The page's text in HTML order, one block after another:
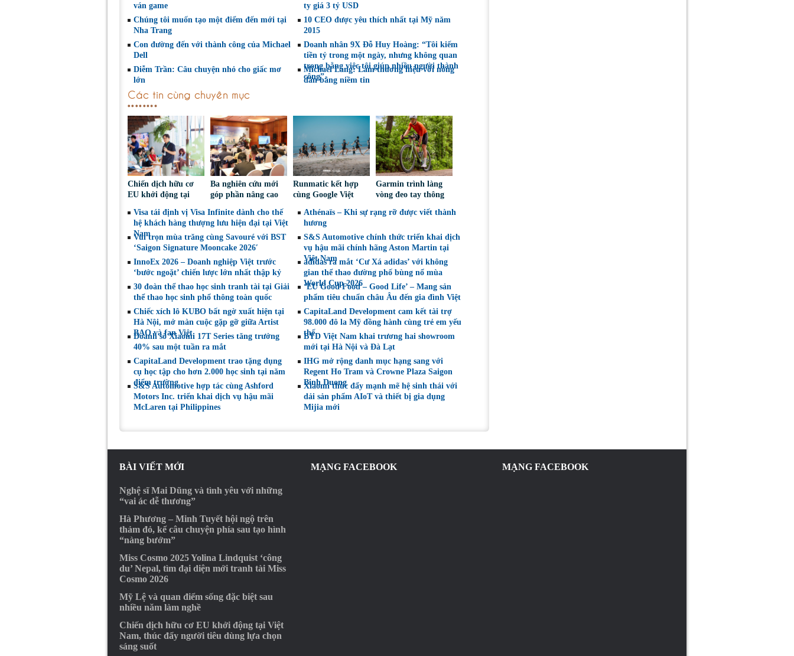
ván game
ty giá 3 tỷ USD
Chúng tôi muốn tạo một điểm đến mới tại
Nha Trang
10 CEO được yêu thích nhất tại Mỹ năm
2015
Con đường đến với thành công của Michael
Dell
Doanh nhân 9X Đỗ Huy Hoàng: “Tôi kiếm
tiền tỷ trong một ngày, nhưng không quan
trọng bằng việc tôi giúp nhiều người thành
công”.
Diễm Trần: Câu chuyện nhỏ cho giấc mơ
lớn
Michael Lang: Làm thương hiệu với nông
dân bằng niềm tin
Các tin cùng chuyên mục
Chiến dịch hữu cơ
EU khởi động tại
người tiêu dùng lựa
chọn sáng suốt
Ba nghiên cứu mới
góp phần nâng cao
thoại chính sách về
an toàn xe mô tô
Runmatic kết hợp
cùng Google Việt
AI vào huấn luyện
Hybrid Training
thực tế
Garmin trình làng
vòng đeo tay thông
tầm sức khỏe, trọn
trì
Visa tái định vị Visa Infinite dành cho thế
hệ khách hàng thượng lưu hiện đại tại Việt
Nam
Athénaïs – Khi sự rạng rỡ được viết thành
hương
Vui trọn mùa trăng cùng Savouré với BST
‘Saigon Signature Mooncake 2026′
S&S Automotive chính thức triển khai dịch
vụ hậu mãi chính hãng Aston Martin tại
Việt Nam
InnoEx 2026 – Doanh nghiệp Việt trước
‘bước ngoặt’ chiến lược lớn nhất thập kỷ
adidas ra mắt ‘Cư Xá adidas’ với không
gian thể thao đường phố bùng nổ mùa
World Cup 2026
30 đoàn thể thao học sinh tranh tài tại Giải
thể thao học sinh phổ thông toàn quốc
‘EU Good Food – Good Life’ – Mang sản
phẩm tiêu chuẩn châu Âu đến gia đình Việt
Chiếc xích lô KUBO bất ngờ xuất hiện tại
Hà Nội, mở màn cuộc gặp gỡ giữa Artist
BAO và fan Việt
CapitaLand Development cam kết tài trợ
98.000 đô la Mỹ đồng hành cùng trẻ em yếu
thế
Doanh số Xiaomi 17T Series tăng trưởng
40% sau một tuần ra mắt
BYD Việt Nam khai trương hai showroom
mới tại Hà Nội và Đà Lạt
CapitaLand Development trao tặng dụng
cụ học tập cho hơn 2.000 học sinh tại năm
điểm trường
IHG mở rộng danh mục hạng sang với
Regent Ho Tram và Crowne Plaza Saigon
Binh Duong
S&S Automotive hợp tác cùng Ashford
Motors Inc. triển khai dịch vụ hậu mãi
McLaren tại Philippines
Xiaomi thúc đẩy mạnh mẽ hệ sinh thái với
dải sản phẩm AIoT và thiết bị gia dụng
Mijia mới
BÀI VIẾT MỚI
Nghệ sĩ Mai Dũng và tình yêu với những
“vai ác dễ thương”
Hà Phương – Minh Tuyết hội ngộ trên
thảm đỏ, kể câu chuyện phía sau tạo hình
“nàng bướm”
Miss Cosmo 2025 Yolina Lindquist ‘công
du’ Nepal, tìm đại diện mới tranh tài Miss
Cosmo 2026
Mỹ Lệ và quan điểm sống đặc biệt sau
nhiều năm làm nghề
Chiến dịch hữu cơ EU khởi động tại Việt
Nam, thúc đẩy người tiêu dùng lựa chọn
sáng suốt
MẠNG FACEBOOK MẠNG FACEBOOK